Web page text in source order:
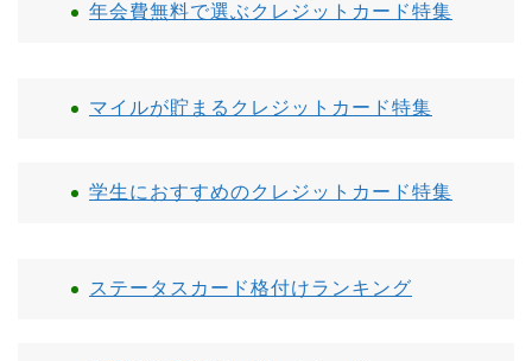
年会費無料で選ぶクレジットカード特集
マイルが貯まるクレジットカード特集
学生におすすめのクレジットカード特集
ステータスカード格付けランキング